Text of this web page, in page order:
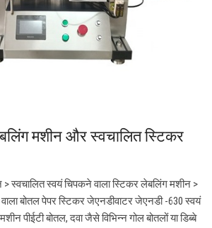
मशीन और स्वचालित स्टिकर
> स्वचालित स्वयं चिपकने वाला स्टिकर लेबलिंग मशीन >
बोतल पेपर स्टिकर जेएनडीवाटर जेएनडी -630 स्वयं
पीईटी बोतल, दवा जैसे विभिन्न गोल बोतलों या डिब्बे